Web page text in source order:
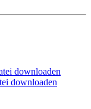
downloaden
downloaden